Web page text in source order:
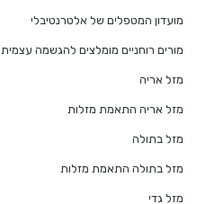
מועדון המטפלים של אלטרנטיבלי
מורים רוחניים מומלצים להגשמה עצמית
מזל אריה
מזל אריה התאמת מזלות
מזל בתולה
מזל בתולה התאמת מזלות
מזל גדי